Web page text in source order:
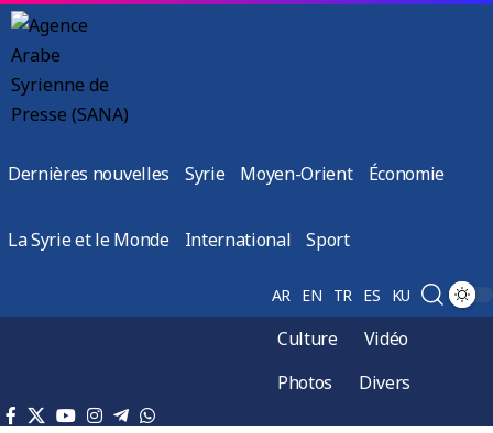
Dernières nouvelles Syrie Moyen-Orient Économie
La Syrie et le Monde International Sport
AR EN TR ES KU
Culture
Vidéo
Photos
Divers